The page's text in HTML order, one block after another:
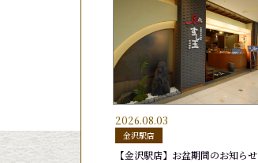
きゅうり漬けにぎり
ゆでげそ
220円
はまち2026.08.03
金沢駅店
【金沢駅店】お盆期間のお知らせ